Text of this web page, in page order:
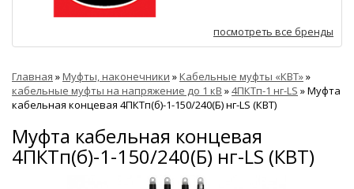
посмотреть все бренды
Главная »Муфты, наконечники »Кабельные муфты «КВТ»»
кабельные муфты на напряжение до 1 кВ »4ПКТп-1 нг-LS »Муфта
кабельная концевая 4ПКТп(б)-1-150/240(Б) нг-LS (КВТ)
Муфта кабельная концевая
4ПКТп(б)-1-150/240(Б) нг-LS (КВТ)